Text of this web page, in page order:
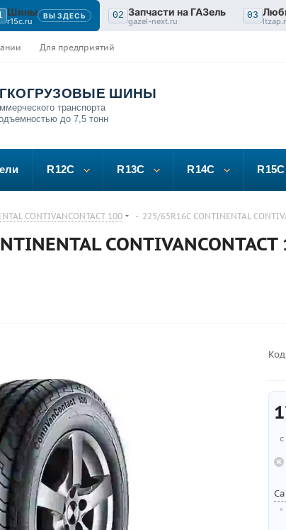
Шины
r15c.ru
ВЫ ЗДЕСЬ 02 Запчасти на ГАЗель
gazel-next.ru
03
Для предприятий
ШИНЫ
транспорта
до 7,5 тонн
R12C R13C R14C R15C
CONTIVANCONTACT 100 - 225/65R16C CONTINENTAL
•